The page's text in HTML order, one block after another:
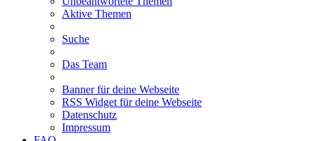
Aktive Themen
Suche
Das Team
Banner für deine Webseite
RSS Widget für deine Webseite
Datenschutz
Impressum